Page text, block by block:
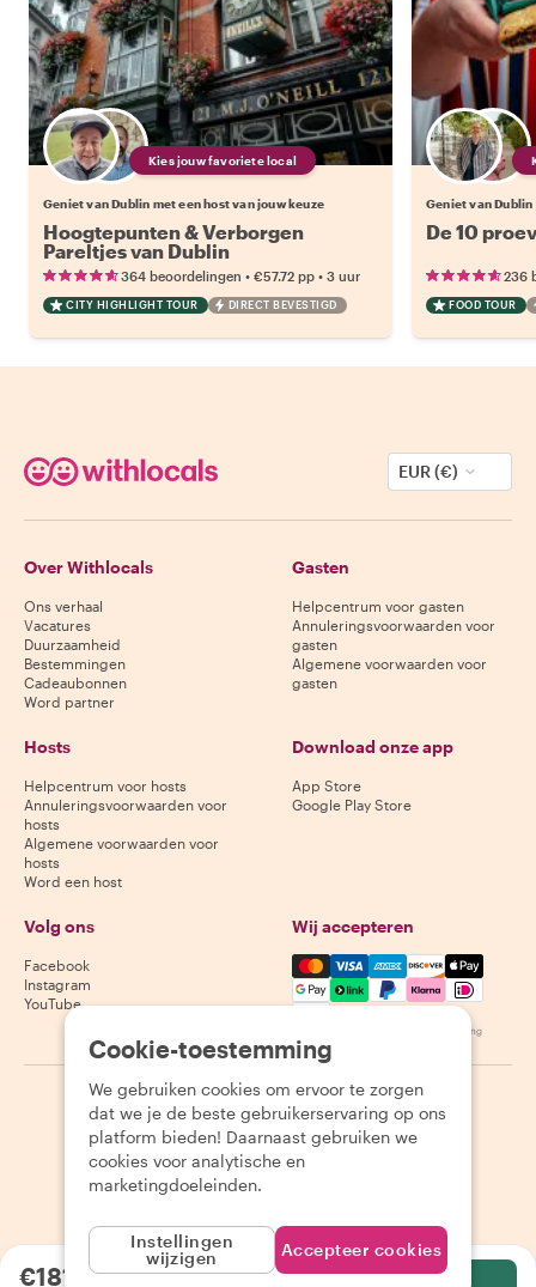
Kies jouw favoriete local
Geniet van Dublin met een host van jouw keuze
Hoogtepunten & Verborgen
Pareltjes van Dublin
364 beoordelingen • €57.72 pp • 3 uur
CITY HIGHLIGHT TOUR DIRECT BEVESTIGD
Geniet van Dublin
De 10
236
FOOD TOUR
€181.91per persoon
EUR (€)
Over Withlocals
Ons verhaal
Vacatures
Duurzaamheid
Bestemmingen
Cadeaubonnen
Word partner
Gasten
Helpcentrum voor gasten
Annuleringsvoorwaarden voor
gasten
Algemene voorwaarden voor
gasten
Hosts
Helpcentrum voor hosts
Annuleringsvoorwaarden voor
hosts
Algemene voorwaarden voor
hosts
Word een host
Download onze app
App Store
Google Play Store
Volg ons
Facebook
Instagram
YouTube
Wij accepteren
Mastercard, Visa, Amex,
Beschikbaarheid varieert per bestemming
2026 Withlocals.com Privacybeleid Cookies
Cookie-toestemming
We gebruiken cookies om ervoor te zorgen
dat we je de beste gebruikerservaring op ons
platform bieden! Daarnaast gebruiken we
cookies voor analytische en
marketingdoeleinden.
Instellingen
wijzigen
Accepteer cookies